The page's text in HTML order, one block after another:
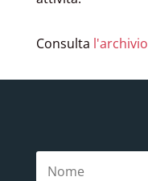
Consulta l'archivio